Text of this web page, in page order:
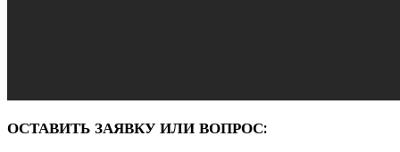
ОСТАВИТЬ ЗАЯВКУ ИЛИ ВОПРОС: